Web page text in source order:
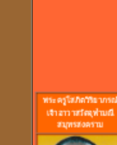
พระครูโสภิตวิริยาภร
เจ้าอาวาสวัดจุฬามณี
สมุทรสงคราม